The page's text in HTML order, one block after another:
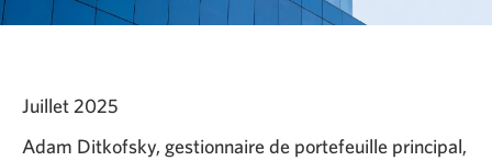
Juillet 2025
Adam Ditkofsky, gestionnaire de portefeuille principal,